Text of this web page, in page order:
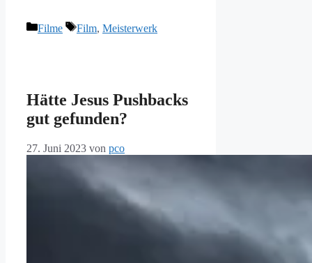
Kategorien
Filme Schlagwörter
Film, Meisterwerk
Hätte Jesus Pushbacks
gut gefunden?
27. Juni 2023 von pco